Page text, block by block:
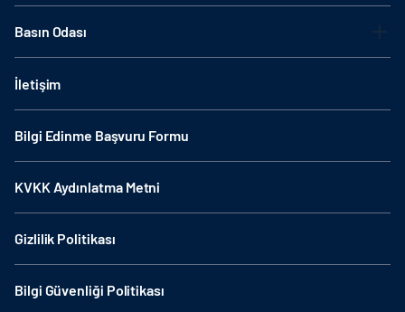
Basın Odası
İletişim
Bilgi Edinme Başvuru Formu
KVKK Aydınlatma Metni
Gizlilik Politikası
Bilgi Güvenliği Politikası